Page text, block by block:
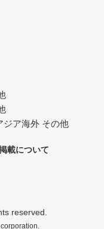
ジア海外 その他
載について
reserved.